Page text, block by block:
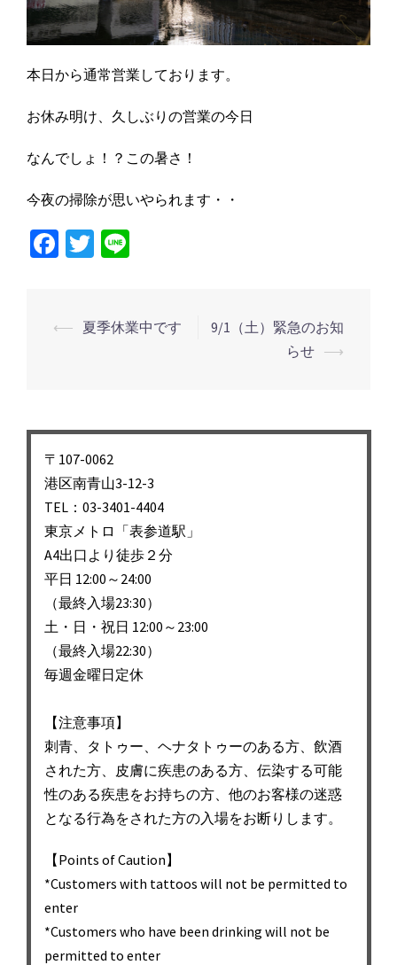
本日から通常営業しております。
お休み明け、久しぶりの営業の今日
なんでしょ！？この暑さ！
今夜の掃除が思いやられます・・
Facebook
Twitter
投
ゲ
ー
シ
ョ
ン
⟵ 夏季休業中です
9/1（土）緊急のお知
らせ ⟶
〒107-0062
港区南青山3-12-3
TEL：03-3401-4404
東京メトロ「表参道駅」
A4出口より徒歩２分
平日 12:00～24:00
（最終入場23:30）
土・日・祝日 12:00～23:00
（最終入場22:30）
毎週金曜日定休
【注意事項】
刺青、タトゥー、ヘナタトゥーのある方、飲酒
された方、皮膚に疾患のある方、伝染する可能
性のある疾患をお持ちの方、他のお客様の迷惑
となる行為をされた方の入場をお断りします。
【Points of Caution】
*Customers with tattoos will not be permitted to
enter
*Customers who have been drinking will not be
permitted to enter